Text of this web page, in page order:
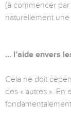
(à commencer
naturellement
… l’aide envers
Cela ne doit
des « autres ». En